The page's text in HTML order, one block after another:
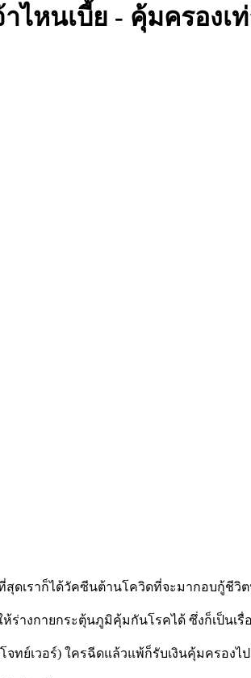
ไหนเบี้ย - คุ้มครองเ
ดเราก็ได้วัคซีนต้านโควิดที่จะมากอบกู้ชีวิ
ร่างกายกระตุ้นภูมิคุ้มกันโรคได้ ซึ่งก็เป็นเรื่
ทย์เวอร์) ใครฉีดแล้วแพ้ก็รับเงินคุ้มครอง